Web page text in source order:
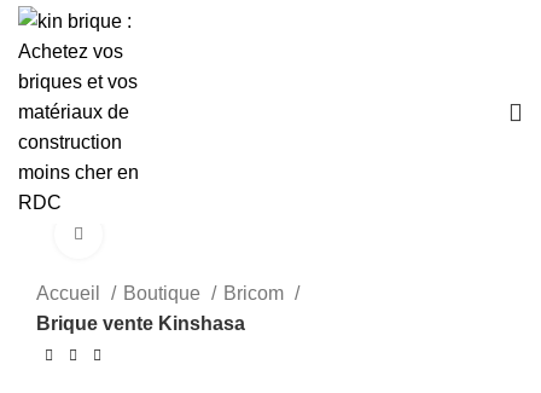
Accueil Boutique
Bricom
Brique vente Kinshasa